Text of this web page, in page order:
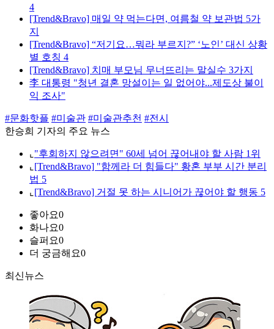
4
[Trend&Bravo] 매일 약 먹는다면, 여름철 약 보관법 5가
지
[Trend&Bravo] “저기요…뭐라 부르지?” ‘노인’ 대신 상황
별 호칭 4
[Trend&Bravo] 치매 부모님 무너뜨리는 말실수 3가지
李 대통령 "청년 결혼 망설이는 일 없어야...제도상 불이
익 조사"
#문화핫플 #미술관 #미술관추천 #전시
한승희 기자의 주요 뉴스
⌞ "후회하지 않으려면" 60세 넘어 끊어내야 할 사람 1위
⌞ [Trend&Bravo] "함께라 더 힘들다" 황혼 부부 시간 분리
법 5
⌞ [Trend&Bravo] 거절 못 하는 시니어가 끊어야 할 행동 5
좋아요0
화나요0
슬퍼요0
더 궁금해요0
최신뉴스